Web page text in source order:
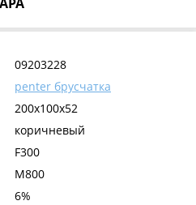
09203228
penter брусчатка
200x100x52
коричневый
F300
М800
6%